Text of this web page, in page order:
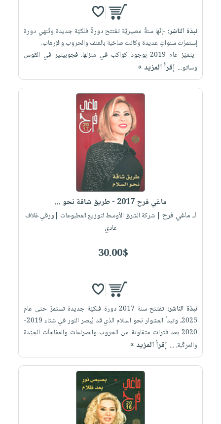
نبذة الناشر: -إنّها سنةٌ مصيريّة تفتتح دورةً فلكيّة جديدة وتُنهي دورة
إستمرّت سنواتٍ عديدة وكانت صاخبة بالعنف والحروب والإرهاب.
-يتميّز عام 2019 بوجود كواكب في منزلها، فجوبيتير في القوس
وساتو... إقرأ المزيد »
ماغي فرح 2017 - طريق شاقة نحو ...
لـ ماغي فرح | شركة الشرق الأوسط لتوزيع المطبوعات |ورقي غلاف
عادي
30.00$
نبذة الناشر:
تفتتح سنة 2017 دورة فلكيّة جديدة تستمرّ حتى عام
2025، وتبدأ المشوار نحو السلام الذي قد يُبصر النور في شتاء 2019-
2020 بعد فترات متفاوتة من الحروب والصراعات والمفاجآت الجيّدة
والمركّبة. ... إقرأ المزيد »